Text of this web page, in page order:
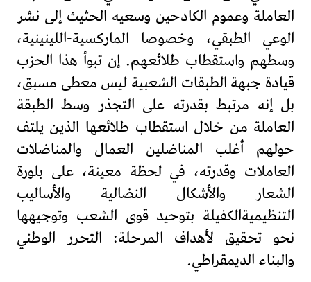
العاملة وعموم الكادحين وسعيه الحثيث إلى نشر
الوعي الطبقي، وخصوصا الماركسية-اللينينية،
وسطهم واستقطاب طلائعهم. إن تبوأ هذا الحزب
قيادة جبهة الطبقات الشعبية ليس معطى مسبق،
بل إنه مرتبط بقدرته على التجذر وسط الطبقة
العاملة من خلال استقطاب طلائعها الذين يلتف
حولهم أغلب المناضلين العمال والمناضلات
العاملات وقدرته، في لحظة معينة، على بلورة
الشعار والأشكال النضالية والأساليب
التنظيميةالكفيلة بتوحيد قوى الشعب وتوجيهها
نحو تحقيق لأهداف المرحلة: التحرر الوطني
والبناء الديمقراطي.